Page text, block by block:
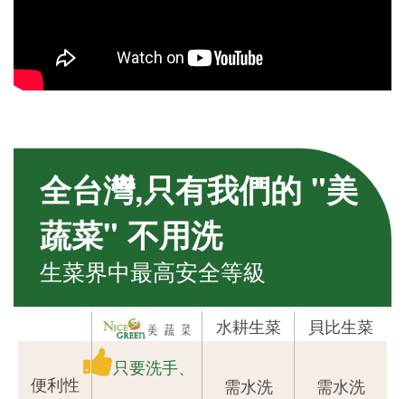
全台灣,只有我們的 "美
蔬菜" 不用洗
生菜界中最高安全等級
水耕生菜 貝比生菜
便利性
只要洗手、
需水洗 需水洗